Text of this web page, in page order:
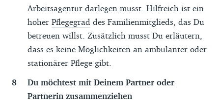
Arbeitsagentur darlegen musst. Hilfreich ist ein
hoher Pflegegrad des Familienmitglieds, das Du
betreuen willst. Zusätzlich musst Du erläutern,
dass es keine Möglichkeiten an ambulanter oder
stationärer Pflege gibt.
Du möchtest mit Deinem Partner oder
Partnerin zusammenziehen